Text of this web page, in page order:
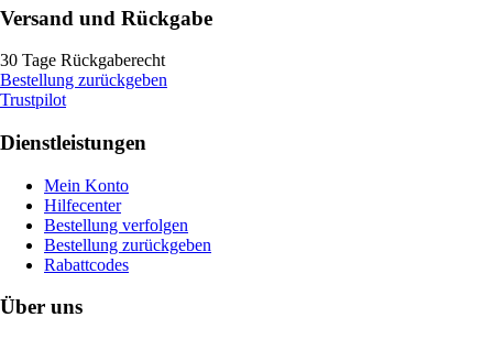
Versand und Rückgabe
30 Tage Rückgaberecht
Bestellung zurückgeben
Trustpilot
Dienstleistungen
Mein Konto
Hilfecenter
Bestellung verfolgen
Bestellung zurückgeben
Rabattcodes
Über uns